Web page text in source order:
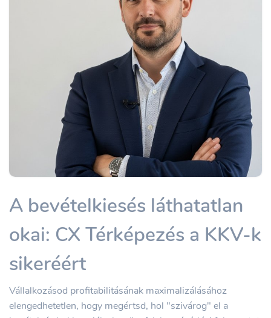
A bevételkiesés láthatatlan
okai: CX Térképezés a KKV-k
sikeréért
Vállalkozásod profitabilitásának maximalizálásához
elengedhetetlen, hogy megértsd, hol "szivárog" el a